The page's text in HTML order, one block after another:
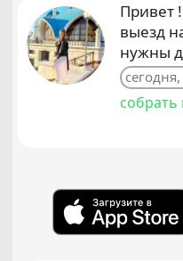
Привет
выезд
нужны